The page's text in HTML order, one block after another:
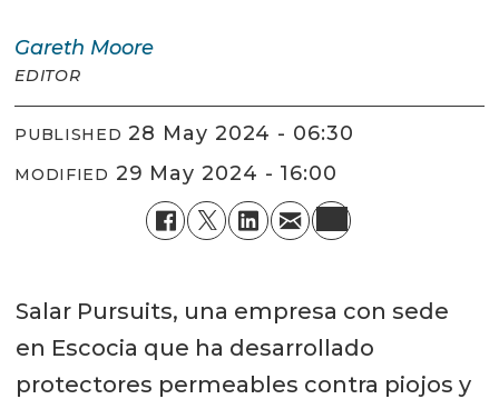
Gareth Moore
EDITOR
PUBLISHED 28 May 2024 - 06:30
MODIFIED 29 May 2024 - 16:00
Salar Pursuits, una empresa con sede
en Escocia que ha desarrollado
protectores permeables contra piojos y